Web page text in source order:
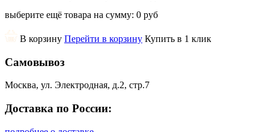
выберите ещё товара на сумму: 0 руб
В корзину Перейти в корзину Купить в 1 клик
Самовывоз
Москва, ул. Электродная, д.2, стр.7
Доставка по России: